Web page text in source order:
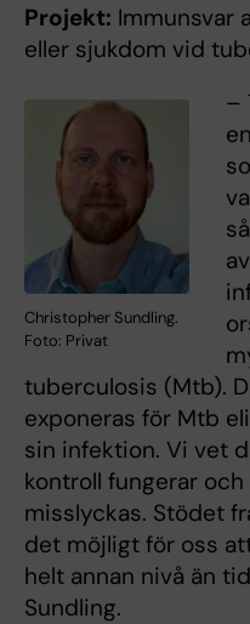
Projekt: Immunsvar
eller sjukdom vid
Christopher Sundling.
Foto: Privat
–
tuberculosis (Mtb).
exponeras för Mtb
sin infektion. Vi vet
kontroll fungerar
misslyckas. Stödet
det möjligt för oss
helt annan nivå än
Sundling.